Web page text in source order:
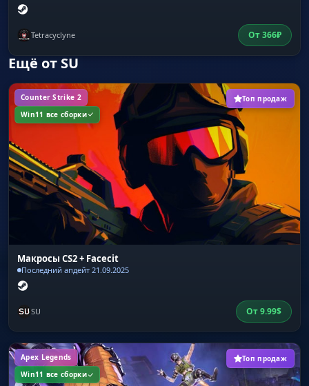
Tetracyclyne От366₽
Ещё от SU
Counter Strike 2
Win11 все сборки
Топ продаж
Макросы CS2 + Facecit
Последний апдейт 21.09.2025
SU От9.99$
Apex Legends
Win11 все сборки
Топ продаж